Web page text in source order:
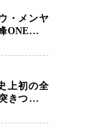
・メンヤ
ONEで浮
キックボ
る“技術
上初の全
きつけた
界」 日
時代へ